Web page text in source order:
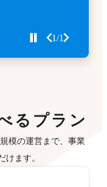
1/1
るプラン
模の運営まで、事業
けます。